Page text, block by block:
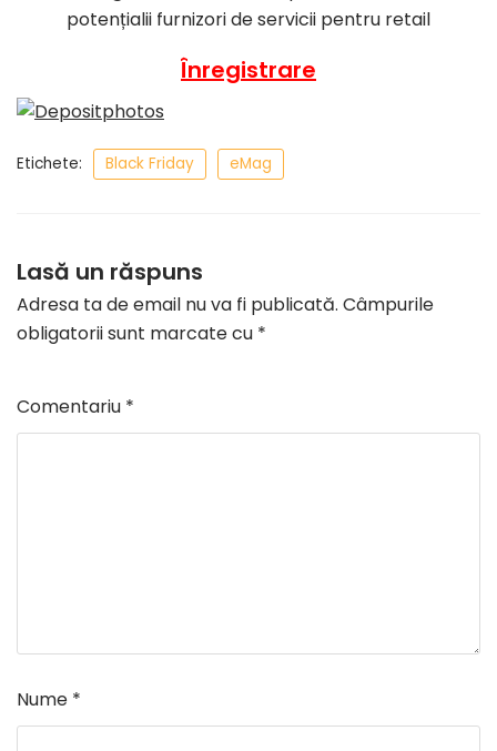
potențialii furnizori de servicii pentru retail
Înregistrare
Etichete: Black Friday eMag
Lasă un răspuns
Adresa ta de email nu va fi publicată. Câmpurile
obligatorii sunt marcate cu *
Comentariu *
Nume *